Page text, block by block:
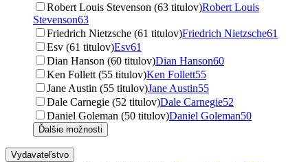
Robert Louis Stevenson (63 titulov)Robert Louis
Stevenson63
Friedrich Nietzsche (61 titulov)Friedrich Nietzsche61
Esv (61 titulov)Esv61
Dian Hanson (60 titulov)Dian Hanson60
Ken Follett (55 titulov)Ken Follett55
Jane Austin (55 titulov)Jane Austin55
Dale Carnegie (52 titulov)Dale Carnegie52
Daniel Goleman (50 titulov)Daniel Goleman50
Ďalšie možnosti
Vydavateľstvo